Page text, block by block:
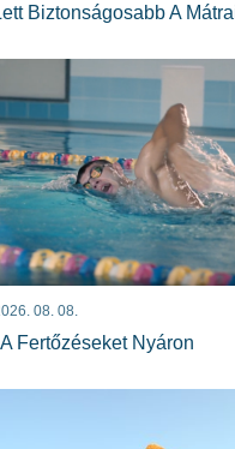
Biztonságosabb A
08. 08.
Fertőzéseket Nyáron